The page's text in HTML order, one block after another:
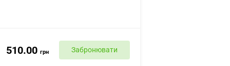
510.00 грн Забронювати